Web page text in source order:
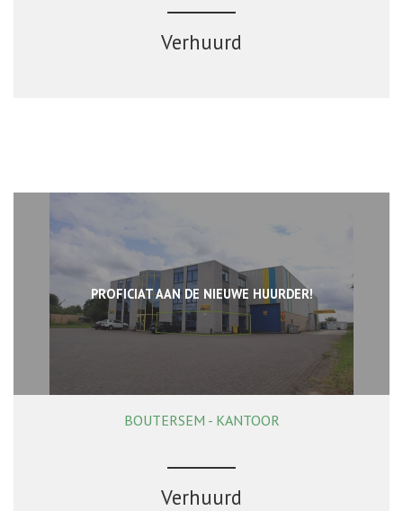
Verhuurd
PROFICIAT AAN DE NIEUWE HUURDER!
125 m²
BOUTERSEM - KANTOOR
Verhuurd